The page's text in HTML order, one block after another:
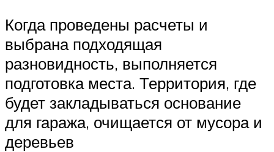
Когда проведены расчеты и
выбрана подходящая
разновидность, выполняется
подготовка места. Территория, где
будет закладываться основание
для гаража, очищается от мусора и
деревьев